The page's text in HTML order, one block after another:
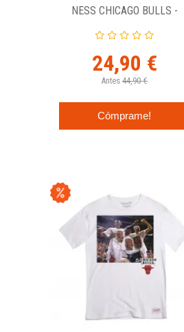
NESS CHICAGO BULLS -
SCOTTIE PIPPEN CITY
24,90 €
Antes 44,90 €
Cómprame!